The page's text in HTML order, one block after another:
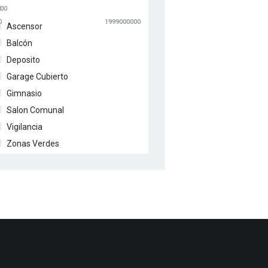
1999000000
Ascensor
Balcón
Deposito
Garage Cubierto
Gimnasio
Salon Comunal
Vigilancia
Zonas Verdes